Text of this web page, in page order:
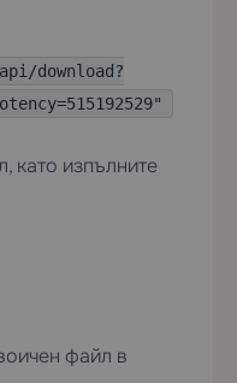
download?
като изпълните
файл в